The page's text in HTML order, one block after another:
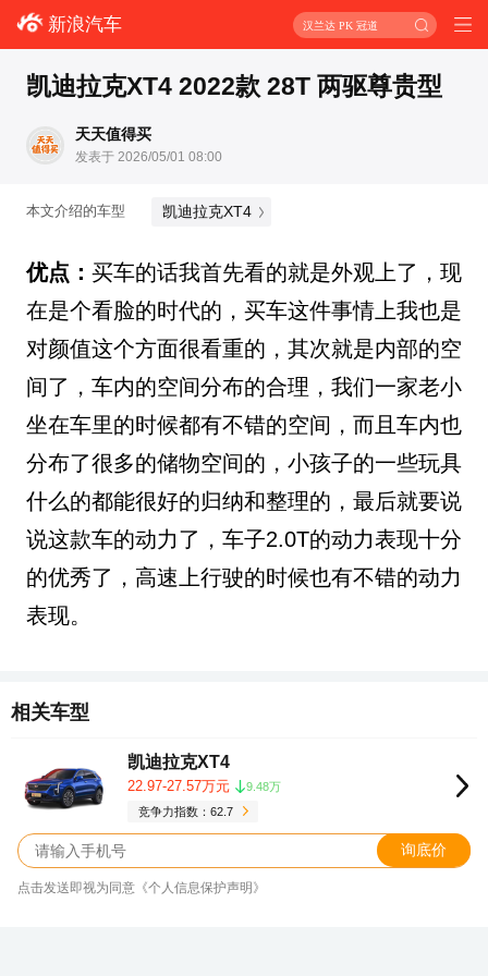
新浪汽车 汉兰达 PK 冠道
凯迪拉克XT4 2022款 28T 两驱尊贵型
天天值得买
发表于 2026/05/01 08:00
本文介绍的车型 凯迪拉克XT4
优点： 买车的话我首先看的就是外观上了，现
在是个看脸的时代的，买车这件事情上我也是
对颜值这个方面很看重的，其次就是内部的空
间了，车内的空间分布的合理，我们一家老小
坐在车里的时候都有不错的空间，而且车内也
分布了很多的储物空间的，小孩子的一些玩具
什么的都能很好的归纳和整理的，最后就要说
说这款车的动力了，车子2.0T的动力表现十分
的优秀了，高速上行驶的时候也有不错的动力
表现。
相关车型
凯迪拉克XT4
22.97-27.57万元
9.48万
竞争力指数：62.7
询底价
点击发送即视为同意《个人信息保护声明》